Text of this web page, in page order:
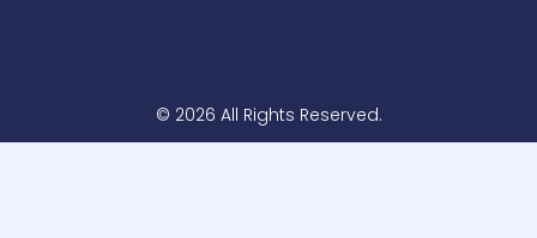
© 2026 All Rights Reserved.